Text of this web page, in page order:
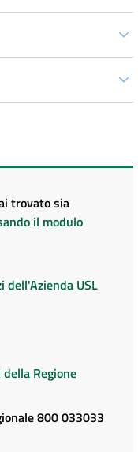
trovato sia
il modulo
dell'Azienda USL
Regione
800 033033